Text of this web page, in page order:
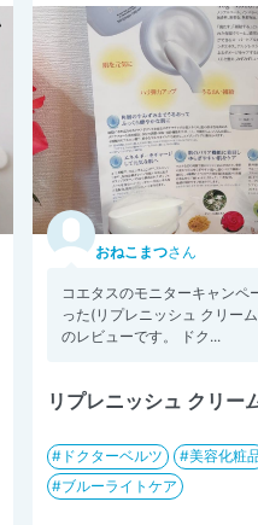
おねこまつさん
コエタスのモニターキャンペ
った(リプレニッシュ クリー
のレビューです。 ドク...
リプレニッシュ クリー
ドクターベルツ
美容化粧
ブルーライトケア